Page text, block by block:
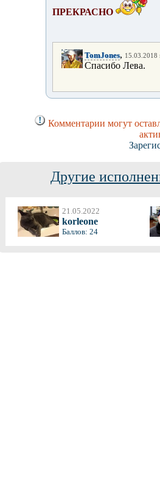
ПРЕКРАСНО
TomJones, 15.03.2018
Спасибо Лева.
Комментарии могут
Другие
21.05.2022
korleone
Баллов: 24